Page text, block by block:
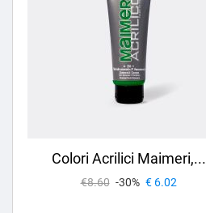
Colori Acrilici Maimeri,...
€8.60 -30% € 6.02